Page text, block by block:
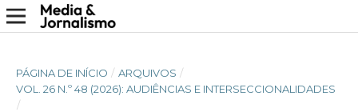
PÁGINA DE INÍCIO / ARQUIVOS /
VOL. 26 N.º 48 (2026): AUDIÊNCIAS E INTERSECCIONALIDADES
/